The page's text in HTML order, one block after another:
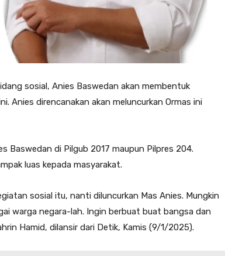
sosial, Anies Baswedan akan membentuk
Anies direncanakan akan meluncurkan Ormas ini
Baswedan di Pilgub 2017 maupun Pilpres 204.
luas kepada masyarakat.
sosial itu, nanti diluncurkan Mas Anies. Mungkin
warga negara-lah. Ingin berbuat buat bangsa dan
Hamid, dilansir dari Detik, Kamis (9/1/2025).